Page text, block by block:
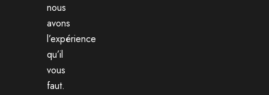
nous
avons
l’expérience
qu’il
vous
faut.